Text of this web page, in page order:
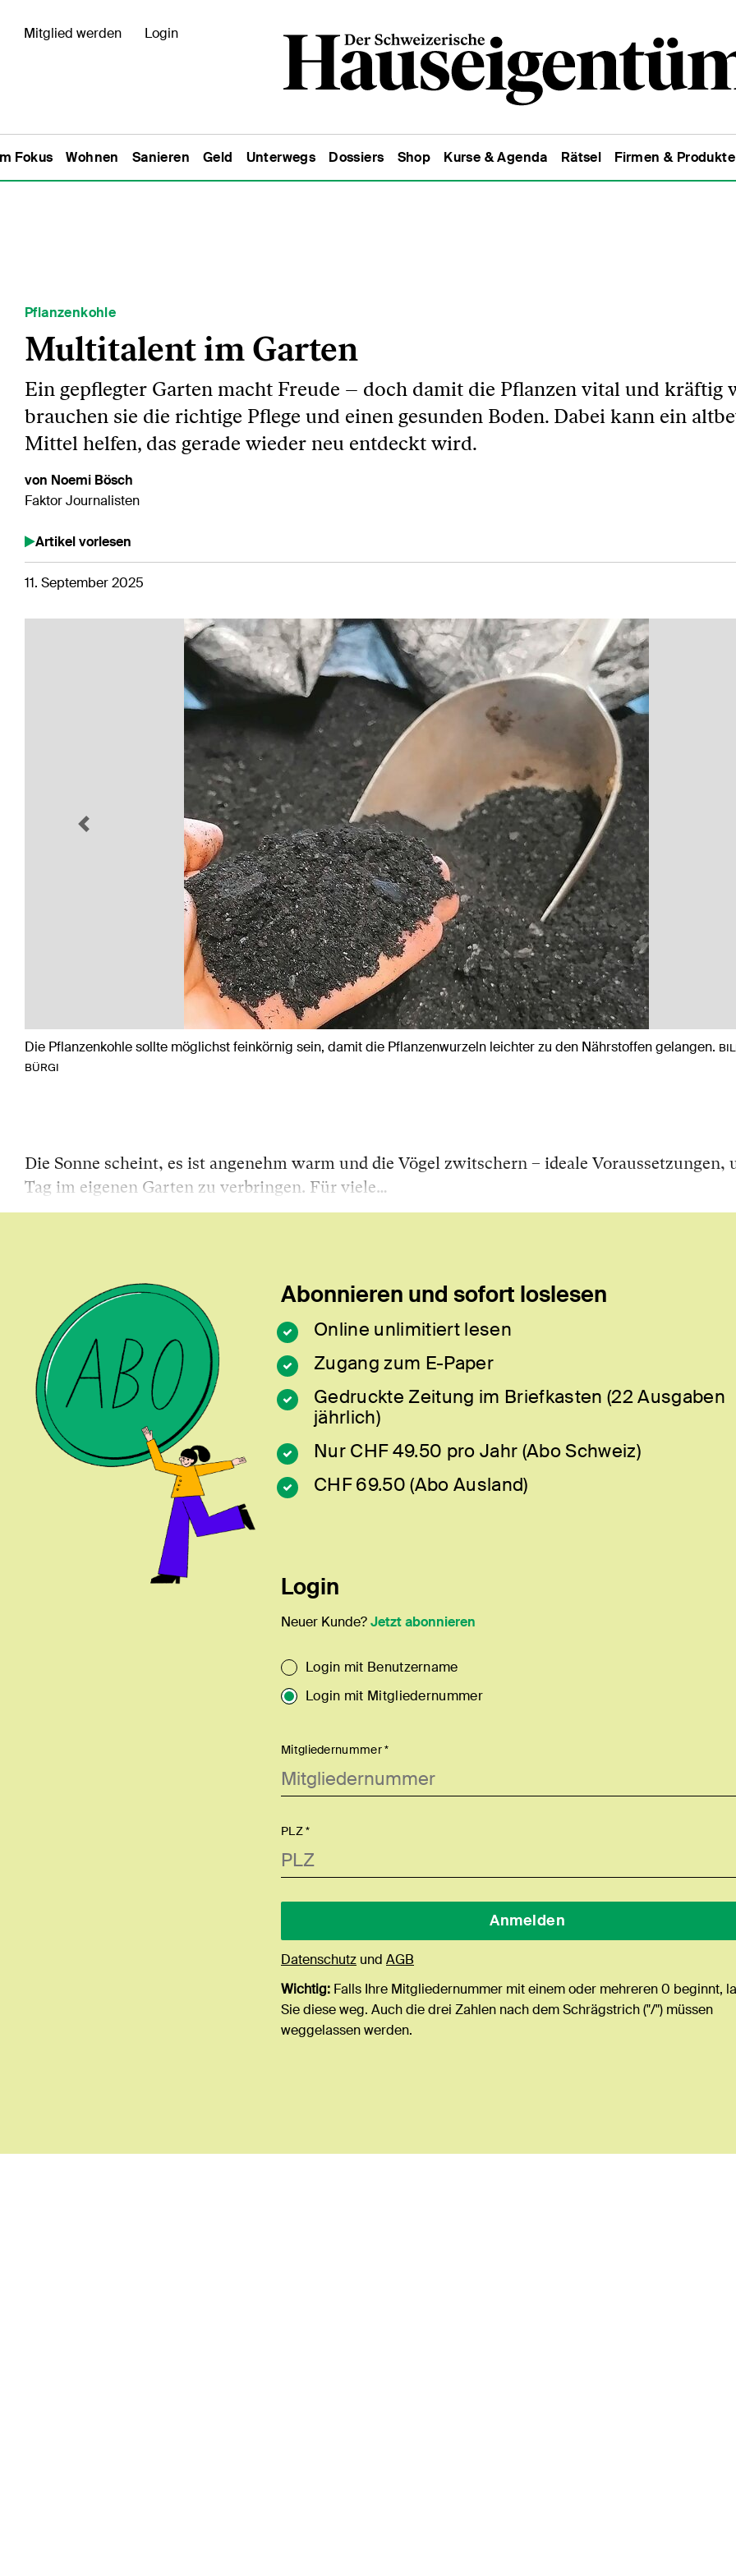
Mitglied werden Login
Fokus Wohnen Sanieren Geld Unterwegs Dossiers Shop Kurse & Agenda Rätsel Firmen & Produkte
Pflanzenkohle
Multitalent im Garten
Ein gepflegter Garten macht Freude – doch damit die Pflanzen vital und kräftig
brauchen sie die richtige Pflege und einen gesunden Boden. Dabei kann ein
Mittel helfen, das gerade wieder neu entdeckt wird.
von Noemi Bösch
Faktor Journalisten
Artikel vorlesen
11. September 2025
Die Pflanzenkohle sollte möglichst feinkörnig sein, damit die Pflanzenwurzeln leichter zu den Nährstoffen gelangen.
BÜRGI
Previous
Die Sonne scheint, es ist angenehm warm und die Vögel zwitschern – ideale Voraussetzungen,
Tag im eigenen Garten zu verbringen. Für viele…
Abonnieren und sofort loslesen
Online unlimitiert lesen
Zugang zum E-Paper
Gedruckte Zeitung im Briefkasten (22 Ausgaben
jährlich)
Nur CHF 49.50 pro Jahr (Abo Schweiz)
CHF 69.50 (Abo Ausland)
Login
Neuer Kunde?Jetzt abonnieren
Login mit Benutzername
Login mit Mitgliedernummer
Mitgliedernummer *
PLZ *
Datenschutz und AGB
Wichtig: Falls Ihre Mitgliedernummer mit einem oder mehreren 0 beginnt,
Sie diese weg. Auch die drei Zahlen nach dem Schrägstrich ("/") müssen
weggelassen werden.